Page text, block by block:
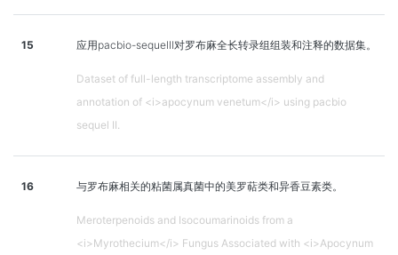
15 应用pacbio-sequelⅡ对罗布麻全长转录组组装和注释的数据集。
Dataset of full-length transcriptome assembly and
annotation of <i>apocynum venetum</i> using pacbio
sequel II.
16 与罗布麻相关的粘菌属真菌中的美罗萜类和异香豆素类。
Meroterpenoids and Isocoumarinoids from a
<i>Myrothecium</i> Fungus Associated with <i>Apocynum